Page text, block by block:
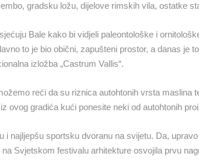
gradsku ložu, dijelove rimskih vila, ostatke
Bale kako bi vidjeli paleontološke i
to je bio obični, zapušteni prostor, a danas je
izložba „Castrum Vallis“.
reći da su riznica autohtonih vrsta maslina
iz ovog gradića kući ponesite neki od autohtonih
i najljepšu sportsku dvoranu na svijetu. Da,
na Svjetskom festivalu arhitekture osvojila prvu